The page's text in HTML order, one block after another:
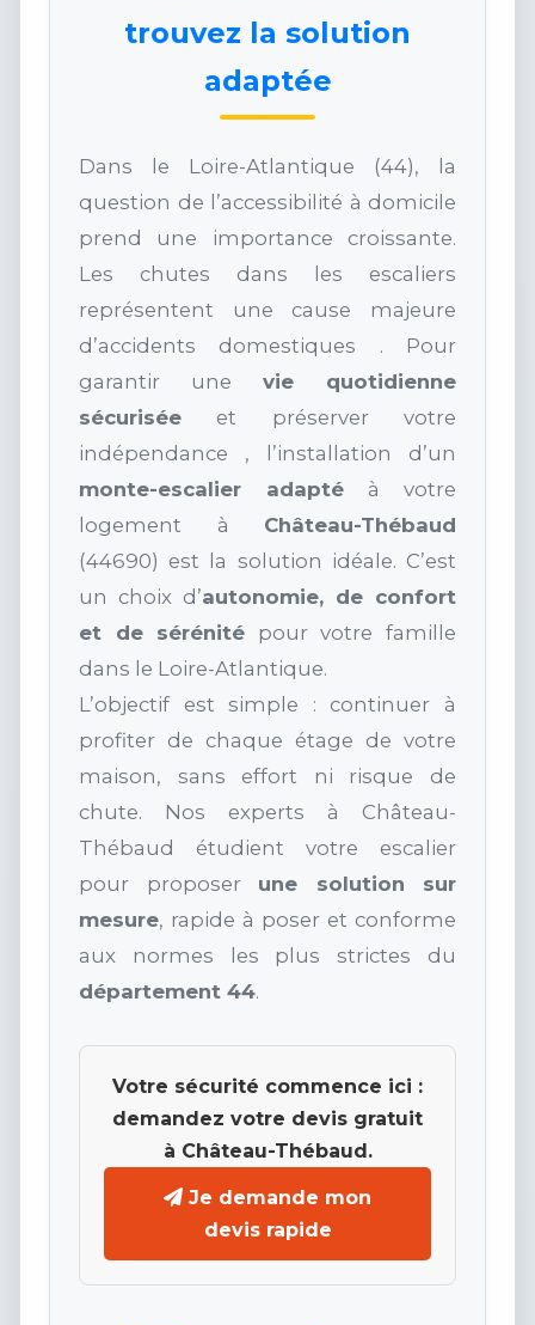
trouvez la solution
adaptée
Dans le Loire-Atlantique (44), la
question de l’accessibilité à domicile
prend une importance croissante.
Les chutes dans les escaliers
représentent une cause majeure
d’accidents domestiques . Pour
garantir une vie quotidienne
sécurisée et préserver votre
indépendance , l’installation d’un
monte-escalier adapté à votre
logement à Château-Thébaud
(44690) est la solution idéale. C’est
un choix d’autonomie, de confort
et de sérénité pour votre famille
dans le Loire-Atlantique.
L’objectif est simple : continuer à
profiter de chaque étage de votre
maison, sans effort ni risque de
chute. Nos experts à Château-
Thébaud étudient votre escalier
pour proposer une solution sur
mesure, rapide à poser et conforme
aux normes les plus strictes du
département 44.
Votre sécurité commence ici :
demandez votre devis gratuit
à Château-Thébaud.
Je demande mon
devis rapide